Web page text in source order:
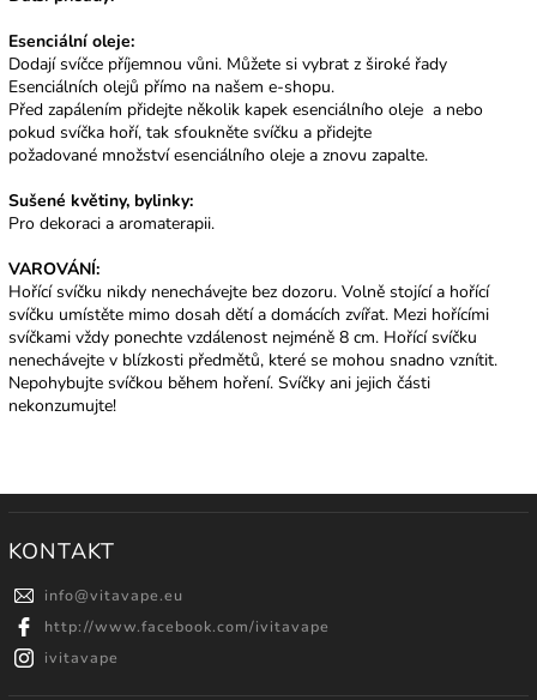
Esenciální oleje:
Dodají svíčce příjemnou vůni. Můžete si vybrat z široké řady
Esenciálních olejů přímo na našem e-shopu.
Před zapálením přidejte několik kapek esenciálního oleje a nebo
pokud svíčka hoří, tak sfoukněte svíčku a přidejte
požadované množství esenciálního oleje a znovu zapalte.
Sušené květiny, bylinky:
Pro dekoraci a aromaterapii.
VAROVÁNÍ:
Hořící svíčku nikdy nenechávejte bez dozoru. Volně stojící a hořící
svíčku umístěte mimo dosah dětí a domácích zvířat. Mezi hořícími
svíčkami vždy ponechte vzdálenost nejméně 8 cm. Hořící svíčku
nenechávejte v blízkosti předmětů, které se mohou snadno vznítit.
Nepohybujte svíčkou během hoření. Svíčky ani jejich části
nekonzumujte!
KONTAKT
info@vitavape.eu
http://www.facebook.com/ivitavape
ivitavape